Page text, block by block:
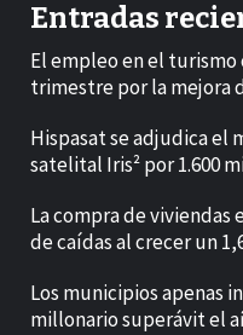
Entradas
El empleo en el turismo
trimestre por la mejora
Hispasat se adjudica el
satelital Iris² por 1.600
La compra de viviendas
de caídas al crecer un
Los municipios apenas
millonario superávit el